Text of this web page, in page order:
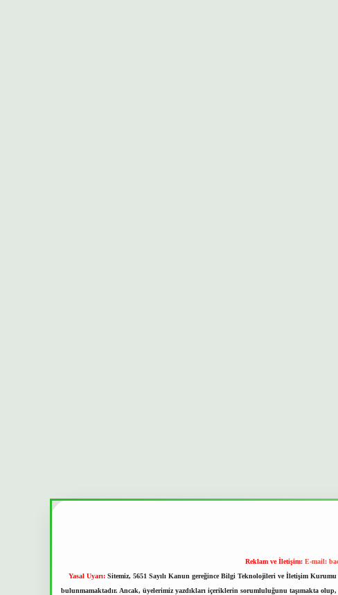
Reklam ve İletişim: E-mail:
Yasal Uyarı: Sitemiz, 5651 Sayılı Kanun gereğince Bilgi Teknolojileri ve İletişim
bulunmamaktadır. Ancak, üyelerimiz yazdıkları içeriklerin sorumluluğunu taşımakta